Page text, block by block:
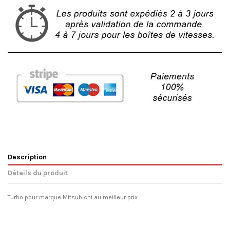
Description
Détails du produit
Turbo pour marque Mitsubichi au meilleur prix.